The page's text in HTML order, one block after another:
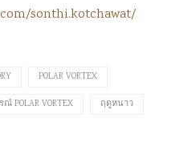
sonthi.kotchawat/
POLAR VORTEX
POLAR VORTEX ฤดูหนาว